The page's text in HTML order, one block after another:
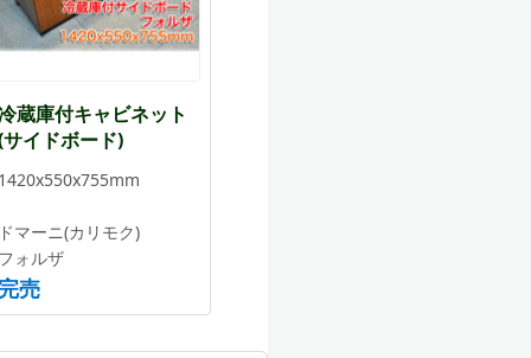
蔵庫付キャビネット
イドボード)
マーニ(カリモク)
ォルザ
売